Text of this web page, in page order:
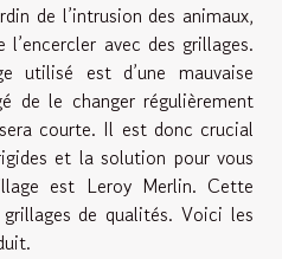
de l’intrusion des animaux,
avec des grillages.
utilisé est d’une mauvaise
de le changer régulièrement
courte. Il est donc crucial
et la solution pour vous
est Leroy Merlin. Cette
de qualités. Voici les